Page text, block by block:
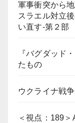
軍事衝突から
スラエル対立
い直す-第２部
『バグダッド
たもの
ウクライナ戦
＜視点：189